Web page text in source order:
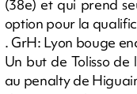
(38e) et qui prend
option pour la
. GrH: Lyon bouge
Un but de Tolisso
au penalty de